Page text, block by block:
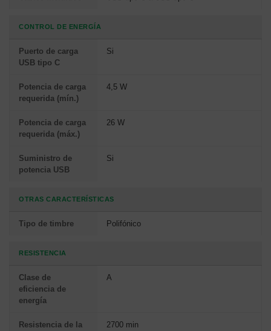
CONTROL DE ENERGÍA
Puerto de carga
USB tipo C
Si
Potencia de carga
requerida (mín.)
4,5 W
Potencia de carga
requerida (máx.)
26 W
Suministro de
potencia USB
Si
OTRAS CARACTERÍSTICAS
Tipo de timbre Polifónico
RESISTENCIA
Clase de
eficiencia de
energía
A
Resistencia de la
2700 min